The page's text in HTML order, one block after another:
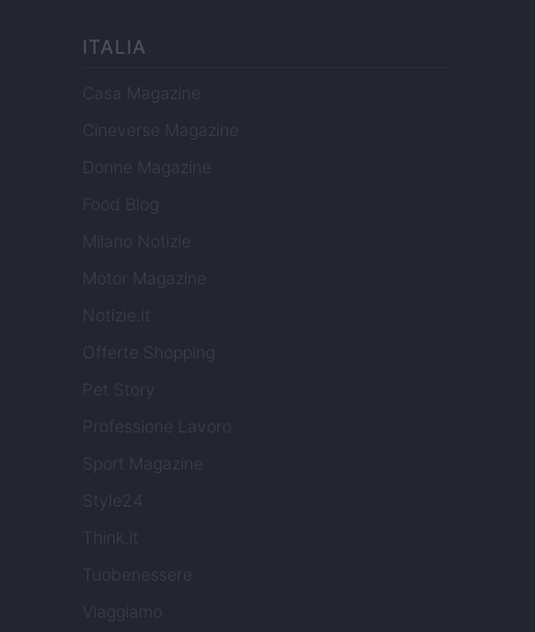
ITALIA
Casa Magazine
Cineverse Magazine
Donne Magazine
Food Blog
Milano Notizie
Motor Magazine
Notizie.it
Offerte Shopping
Professione Lavoro
Sport Magazine
Style24
Think.it
Tuobenessere
Viaggiamo